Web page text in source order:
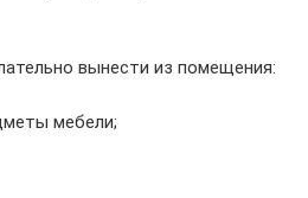
вынести из помещения:
мебели;